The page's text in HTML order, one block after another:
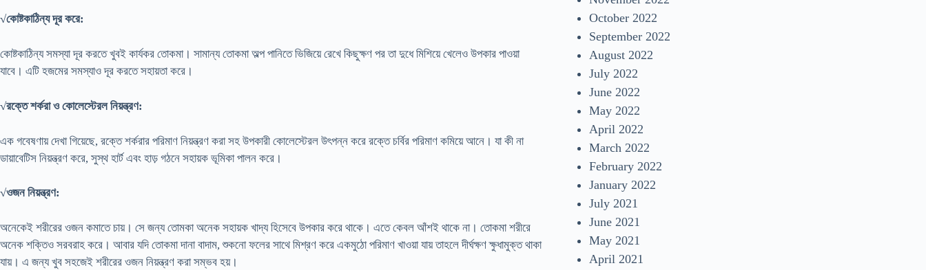
√কোষ্টকাঠিন্য দূর করে:
কোষ্টকাঠিন্য সমস্যা দূর করতে খুবই কার্যকর তোকমা। সামান্য তোকমা অল্প পানিতে ভিজিয়ে রেখে কিছুক্ষণ পর তা দুধে মিশিয়ে খেলেও উপকার পাওয়া
যাবে। এটি হজমের সমস্যাও দূর করতে সহায়তা করে।
√রক্তে শর্করা ও কোলেস্টেরল নিয়ন্ত্রণ:
এক গবেষণায় দেখা গিয়েছে, রক্তে শর্করার পরিমাণ নিয়ন্ত্রণ করা সহ উপকারী কোলেস্টেরল উৎপন্ন করে রক্তে চর্বির পরিমাণ কমিয়ে আনে। যা কী না
ডায়াবেটিস নিয়ন্ত্রণ করে, সুস্থ হার্ট এবং হাড় গঠনে সহায়ক ভূমিকা পালন করে।
√ওজন নিয়ন্ত্রণ:
অনেকেই শরীরের ওজন কমাতে চায়। সে জন্য তোমকা অনেক সহায়ক খাদ্য হিসেবে উপকার করে থাকে। এতে কেবল আঁশই থাকে না। তোকমা শরীরে
অনেক শক্তিও সরবরাহ করে। আবার যদি তোকমা দানা বাদাম, শুকনো ফলের সাথে মিশ্রণ করে একমুঠো পরিমাণ খাওয়া যায় তাহলে দীর্ঘক্ষণ ক্ষুধামুক্ত থাকা
যায়। এ জন্য খুব সহজেই শরীরের ওজন নিয়ন্ত্রণ করা সম্ভব হয়।
October 2022
September 2022
August 2022
July 2022
June 2022
May 2022
April 2022
March 2022
February 2022
January 2022
July 2021
June 2021
May 2021
April 2021